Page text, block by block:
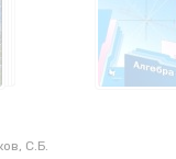
С.Б.